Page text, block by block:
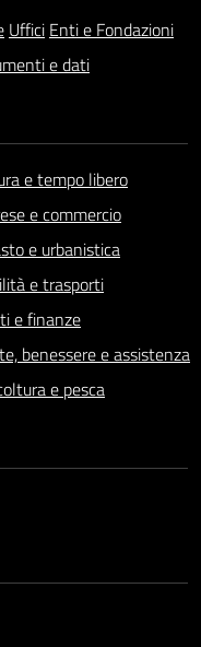
Uffici Enti e Fondazioni
e dati
e tempo libero
e commercio
e urbanistica
e trasporti
e finanze
benessere e assistenza
e pesca